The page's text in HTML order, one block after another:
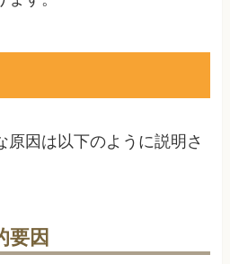
原因は以下のように説明さ
要因